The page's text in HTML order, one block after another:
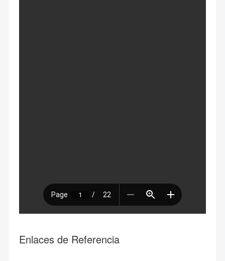
Enlaces de Referencia